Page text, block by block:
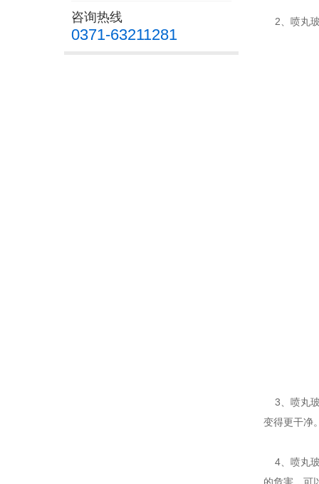
咨询热线
0371-63211281
2、喷丸玻
3、喷丸玻
变得更干净
4、喷丸玻